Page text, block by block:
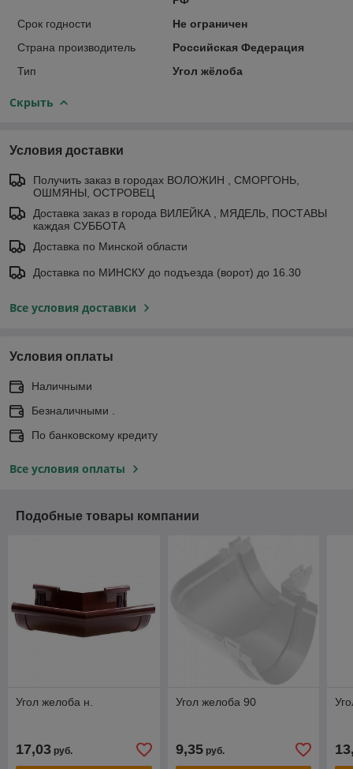
Срок годности
Не ограничен
Страна производитель
Российская Федерация
Тип
Угол жёлоба
Скрыть
Условия доставки
Получить заказ в городах ВОЛОЖИН , СМОРГОНЬ,
ОШМЯНЫ, ОСТРОВЕЦ
Доставка заказ в города ВИЛЕЙКА , МЯДЕЛЬ, ПОСТАВЫ
каждая СУББОТА
Доставка по Минской области
Доставка по МИНСКУ до подъезда (ворот) до 16.30
Все условия доставки
Условия оплаты
Наличными
Безналичными .
По банковскому кредиту
Все условия оплаты
Подобные товары компании
Угол желоба н.
17,03 руб.
Угол желоба 90
9,35руб.